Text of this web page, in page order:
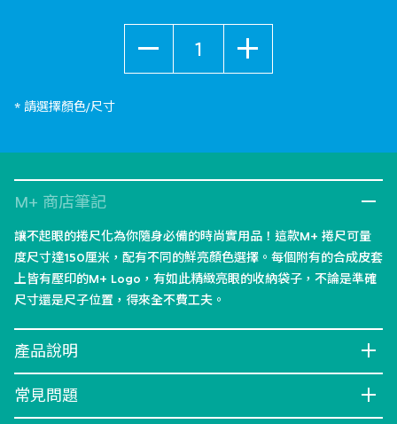
* 請選擇顏色/尺寸
M+ 商店筆記
讓不起眼的捲尺化為你隨身必備的時尚實用品！這款M+ 捲尺可量
度尺寸達150厘米，配有不同的鮮亮顏色選擇。每個附有的合成皮套
上皆有壓印的M+ Logo，有如此精緻亮眼的收納袋子，不論是準確
尺寸還是尺子位置，得來全不費工夫。
產品說明
常見問題